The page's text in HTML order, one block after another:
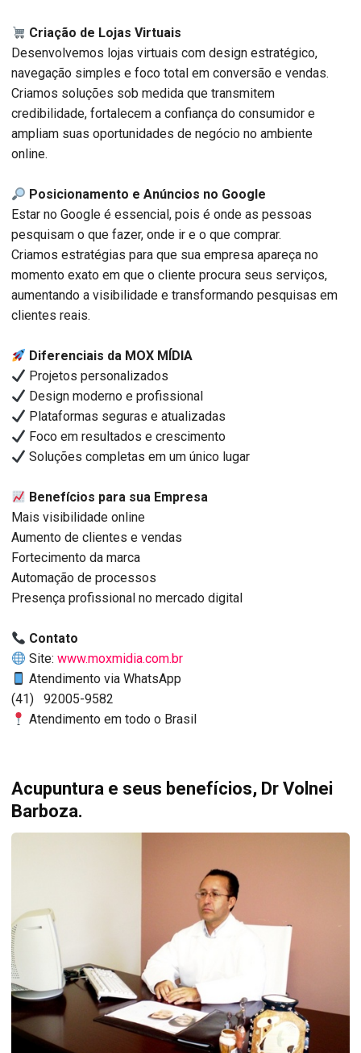
Criação de Lojas Virtuais
Desenvolvemos lojas virtuais com design estratégico,
navegação simples e foco total em conversão e vendas.
Criamos soluções sob medida que transmitem
credibilidade, fortalecem a confiança do consumidor e
ampliam suas oportunidades de negócio no ambiente
online.
Posicionamento e Anúncios no Google
Estar no Google é essencial, pois é onde as pessoas
pesquisam o que fazer, onde ir e o que comprar.
Criamos estratégias para que sua empresa apareça no
momento exato em que o cliente procura seus serviços,
aumentando a visibilidade e transformando pesquisas em
clientes reais.
Diferenciais da MOX MÍDIA
Projetos personalizados
Design moderno e profissional
Plataformas seguras e atualizadas
Foco em resultados e crescimento
Soluções completas em um único lugar
Benefícios para sua Empresa
Mais visibilidade online
Aumento de clientes e vendas
Fortecimento da marca
Automação de processos
Presença profissional no mercado digital
Contato
Site:www.moxmidia.com.br
Atendimento via WhatsApp
(41) 92005-9582
Atendimento em todo o Brasil
Acupuntura e seus benefícios, Dr Volnei
Barboza.